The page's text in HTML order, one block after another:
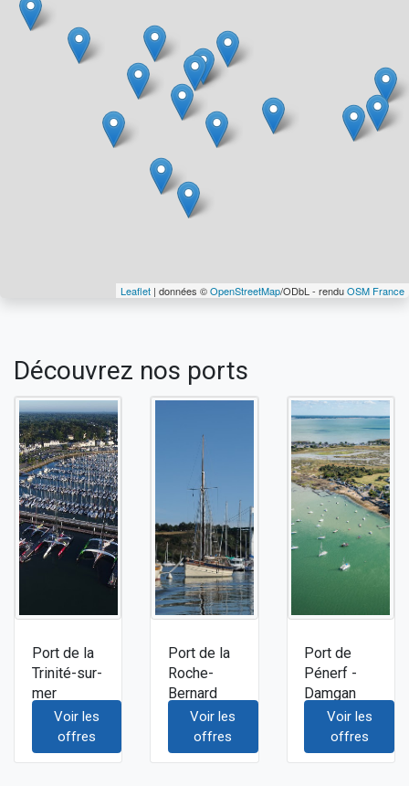
Leaflet | données ©OpenStreetMap/ODbL - renduOSM France
Découvrez nos ports
Port de la
Trinité-sur-
mer
Voir les
offres
Port de la
Roche-
Bernard
Voir les
offres
Port de
Pénerf -
Damgan
Voir les
offres